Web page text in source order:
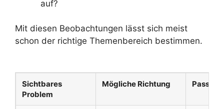
auf?
Mit diesen Beobachtungen lässt sich meist
schon der richtige Themenbereich bestimmen.
Sichtbares
Problem
Mögliche Richtung